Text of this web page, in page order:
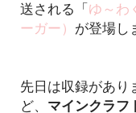
送される「 ゆ～わ
ーガー） が登場し
先日は収録があり
ど、 マインクラフ